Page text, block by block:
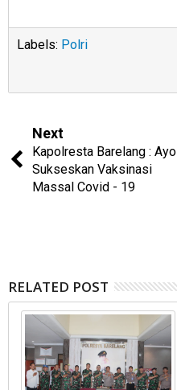
Labels: Polri
Next
Kapolresta Barelang : Ayo
Sukseskan Vaksinasi
Massal Covid - 19
RELATED POST